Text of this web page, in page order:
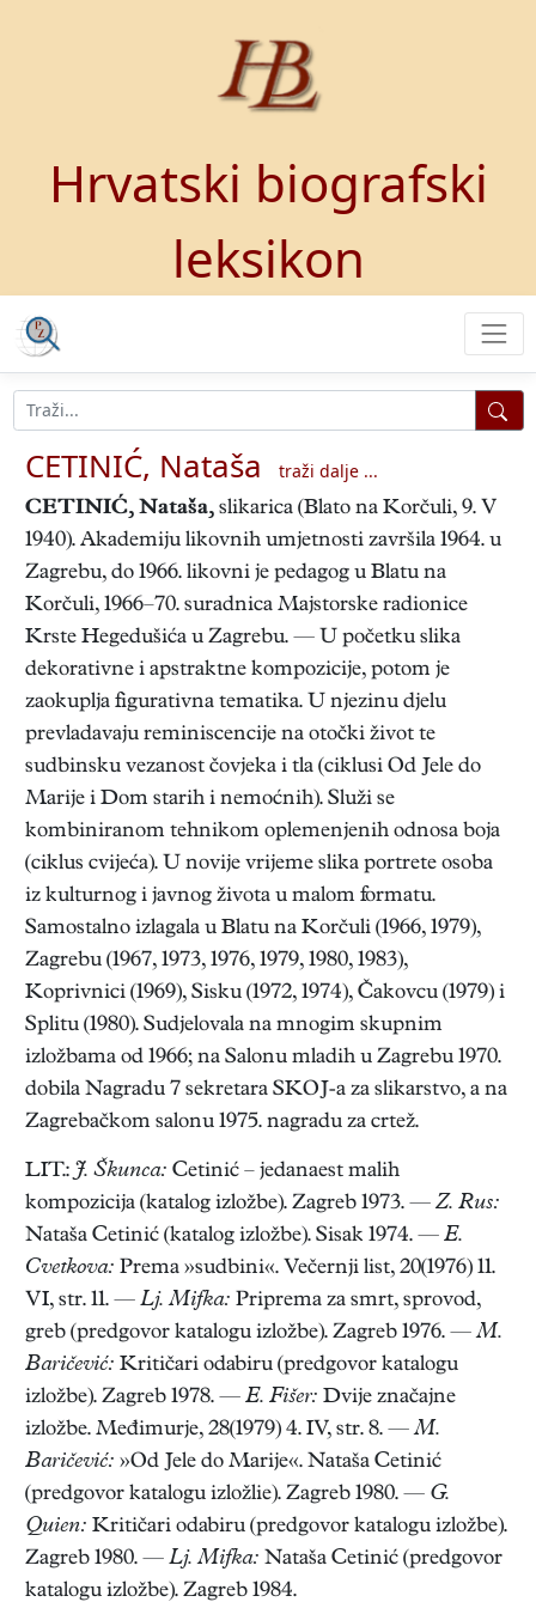
Hrvatski biografski
leksikon
CETINIĆ, Nataša
traži dalje ...
CETINIĆ, Nataša, slikarica (Blato na Korčuli, 9. V
1940). Akademiju likovnih umjetnosti završila 1964. u
Zagrebu, do 1966. likovni je pedagog u Blatu na
Korčuli, 1966–70. suradnica Majstorske radionice
Krste Hegedušića u Zagrebu. — U početku slika
dekorativne i apstraktne kompozicije, potom je
zaokuplja figurativna tematika. U njezinu djelu
prevladavaju reminiscencije na otočki život te
sudbinsku vezanost čovjeka i tla (ciklusi Od Jele do
Marije i Dom starih i nemoćnih). Služi se
kombiniranom tehnikom oplemenjenih odnosa boja
(ciklus cvijeća). U novije vrijeme slika portrete osoba
iz kulturnog i javnog života u malom formatu.
Samostalno izlagala u Blatu na Korčuli (1966, 1979),
Zagrebu (1967, 1973, 1976, 1979, 1980, 1983),
Koprivnici (1969), Sisku (1972, 1974), Čakovcu (1979) i
Splitu (1980). Sudjelovala na mnogim skupnim
izložbama od 1966; na Salonu mladih u Zagrebu 1970.
dobila Nagradu 7 sekretara SKOJ-a za slikarstvo, a na
Zagrebačkom salonu 1975. nagradu za crtež.
LIT.: J. Škunca: Cetinić – jedanaest malih
kompozicija (katalog izložbe). Zagreb 1973. — Z. Rus:
Nataša Cetinić (katalog izložbe). Sisak 1974. — E.
Cvetkova: Prema »sudbini«. Večernji list, 20(1976) 11.
VI, str. 11. — Lj. Mifka: Priprema za smrt, sprovod,
greb (predgovor katalogu izložbe). Zagreb 1976. —M.
Baričević: Kritičari odabiru (predgovor katalogu
izložbe). Zagreb 1978. — E. Fišer: Dvije značajne
izložbe. Međimurje, 28(1979) 4. IV, str. 8. —M.
Baričević: »Od Jele do Marije«. Nataša Cetinić
(predgovor katalogu izložlie). Zagreb 1980. — G.
Quien: Kritičari odabiru (predgovor katalogu izložbe).
Zagreb 1980. — Lj. Mifka: Nataša Cetinić (predgovor
katalogu izložbe). Zagreb 1984.